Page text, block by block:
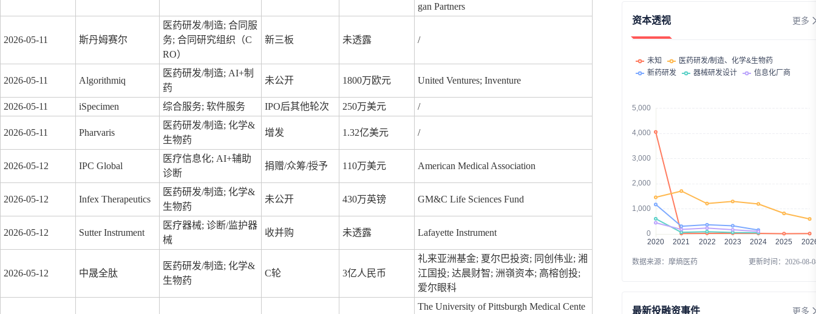
gan Partners
2026-05-11 斯丹姆赛尔
医药研发/制造; 合同服
务; 合同研究组织（C
RO）
新三板 未透露 /
2026-05-11 Algorithmiq
医药研发/制造; AI+制
药
未公开 1800万欧元 United Ventures; Inventure
2026-05-11 iSpecimen 综合服务; 软件服务 IPO后其他轮次 250万美元 /
2026-05-11 Pharvaris
医药研发/制造; 化学&
生物药
增发 1.32亿美元 /
2026-05-12 IPC Global
医疗信息化; AI+辅助
诊断
捐赠/众筹/授予 110万美元 American Medical Association
2026-05-12 Infex Therapeutics
医药研发/制造; 化学&
生物药
未公开 430万英镑 GM&C Life Sciences Fund
2026-05-12 Sutter Instrument
医疗器械; 诊断/监护器
械
收并购 未透露 Lafayette Instrument
2026-05-12 中晟全肽
医药研发/制造; 化学&
生物药
C轮 3亿人民币
礼来亚洲基金; 夏尔巴投资; 同创伟业; 湘
江国投; 达晨财智; 洲嶺资本; 高榕创投;
爱尔眼科
The University of Pittsburgh Medical Cente
资本透视 更多
数据来源： 摩熵医药 更新时间： 2026-08-
最新投融资事件 更多
融资时间：2026-07-31
融资时间：2026-07-31
融资时间：2026-08-03
深圳明准医疗科技有限公司
融资时间：2026-08-03
北京元育生物科技有限公司 通过A+轮融资
融资时间：2026-08-03
融资时间：2026-08-03
融资时间：2026-07-31